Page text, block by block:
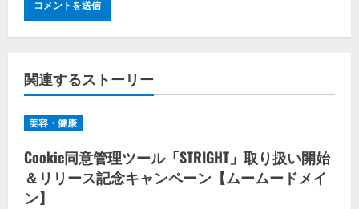
関連するストーリー
美容・健康
Cookie同意管理ツール「STRIGHT」取り扱い開始
＆リリース記念キャンペーン【ムームードメイ
ン】